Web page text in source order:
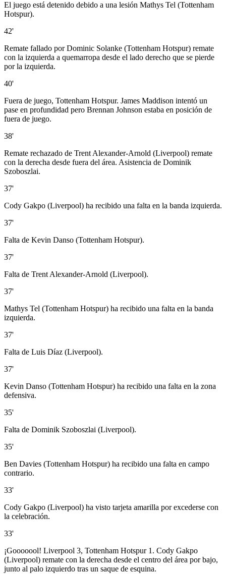
El juego está detenido debido a una lesión Mathys Tel (Tottenham
Hotspur).
42'
Remate fallado por Dominic Solanke (Tottenham Hotspur) remate
con la izquierda a quemarropa desde el lado derecho que se pierde
por la izquierda.
40'
Fuera de juego, Tottenham Hotspur. James Maddison intentó un
pase en profundidad pero Brennan Johnson estaba en posición de
fuera de juego.
38'
Remate rechazado de Trent Alexander-Arnold (Liverpool) remate
con la derecha desde fuera del área. Asistencia de Dominik
Szoboszlai.
37'
Cody Gakpo (Liverpool) ha recibido una falta en la banda izquierda.
37'
Falta de Kevin Danso (Tottenham Hotspur).
37'
Falta de Trent Alexander-Arnold (Liverpool).
37'
Mathys Tel (Tottenham Hotspur) ha recibido una falta en la banda
izquierda.
37'
Falta de Luis Díaz (Liverpool).
37'
Kevin Danso (Tottenham Hotspur) ha recibido una falta en la zona
defensiva.
35'
Falta de Dominik Szoboszlai (Liverpool).
35'
Ben Davies (Tottenham Hotspur) ha recibido una falta en campo
contrario.
33'
Cody Gakpo (Liverpool) ha visto tarjeta amarilla por excederse con
la celebración.
33'
¡Gooooool! Liverpool 3, Tottenham Hotspur 1. Cody Gakpo
(Liverpool) remate con la derecha desde el centro del área por bajo,
junto al palo izquierdo tras un saque de esquina.